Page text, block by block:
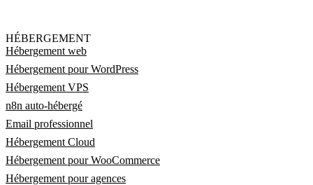
HÉBERGEMENT
Hébergement web
Hébergement pour WordPress
Hébergement VPS
n8n auto-hébergé
Email professionnel
Hébergement Cloud
Hébergement pour WooCommerce
Hébergement pour agences